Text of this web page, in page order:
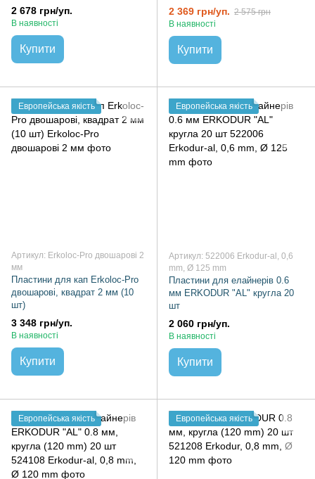
2 678 грн/уп.
В наявності
Купити
2 369 грн/уп. 2 575 грн
В наявності
Купити
Европейська якість
Артикул: Erkoloc-Pro двошарові 2
мм
Пластини для кап Erkoloc-Pro
двошарові, квадрат 2 мм (10
шт)
3 348 грн/уп.
В наявності
Купити
Европейська якість
Артикул: 522006 Erkodur-al, 0,6
mm, Ø 125 mm
Пластини для елайнерів 0.6
мм ERKODUR "AL" кругла 20
шт
2 060 грн/уп.
В наявності
Купити
Европейська якість Европейська якість